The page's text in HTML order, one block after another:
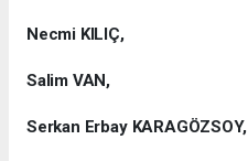
Necmi KILIÇ,
Salim VAN,
Serkan Erbay KARAGÖZSOY,